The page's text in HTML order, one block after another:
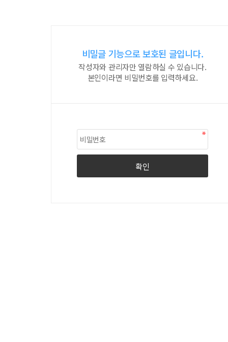
비밀글 기능으로 보호된 글입니다.
작성자와 관리자만 열람하실 수 있습니다.
본인이라면 비밀번호를 입력하세요.